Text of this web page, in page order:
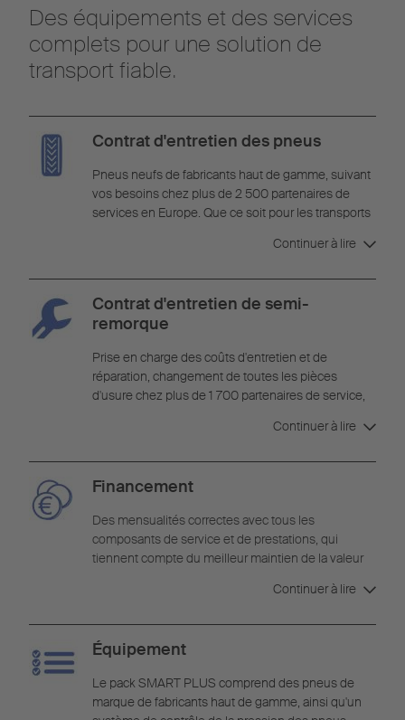
Des équipements et des services
complets pour une solution de
transport fiable.
Contrat d'entretien des pneus
Pneus neufs de fabricants haut de gamme, suivant
vos besoins chez plus de 2 500 partenaires de
services en Europe. Que ce soit pour les transports
dépannage dans toute l'Europe avec garantie de
entièrement couverts par le pack SMART PLUS.
Continuer à lire
Contrat d'entretien de semi-
remorque
Prise en charge des coûts d'entretien et de
réparation, changement de toutes les pièces
d'usure chez plus de 1 700 partenaires de service,
garantie de paiement et traitement par Schmitz
Continuer à lire
Financement
Des mensualités correctes avec tous les
composants de service et de prestations, qui
tiennent compte du meilleur maintien de la valeur
Continuer à lire
Équipement
Le pack SMART PLUS comprend des pneus de
marque de fabricants haut de gamme, ainsi qu'un